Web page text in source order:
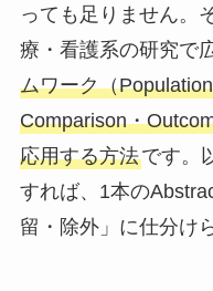
っても足りません。
療・看護系の研究で
ムワーク（
Comparison・
応用する方法です。
すれば、1本の
留・除外」に仕分け